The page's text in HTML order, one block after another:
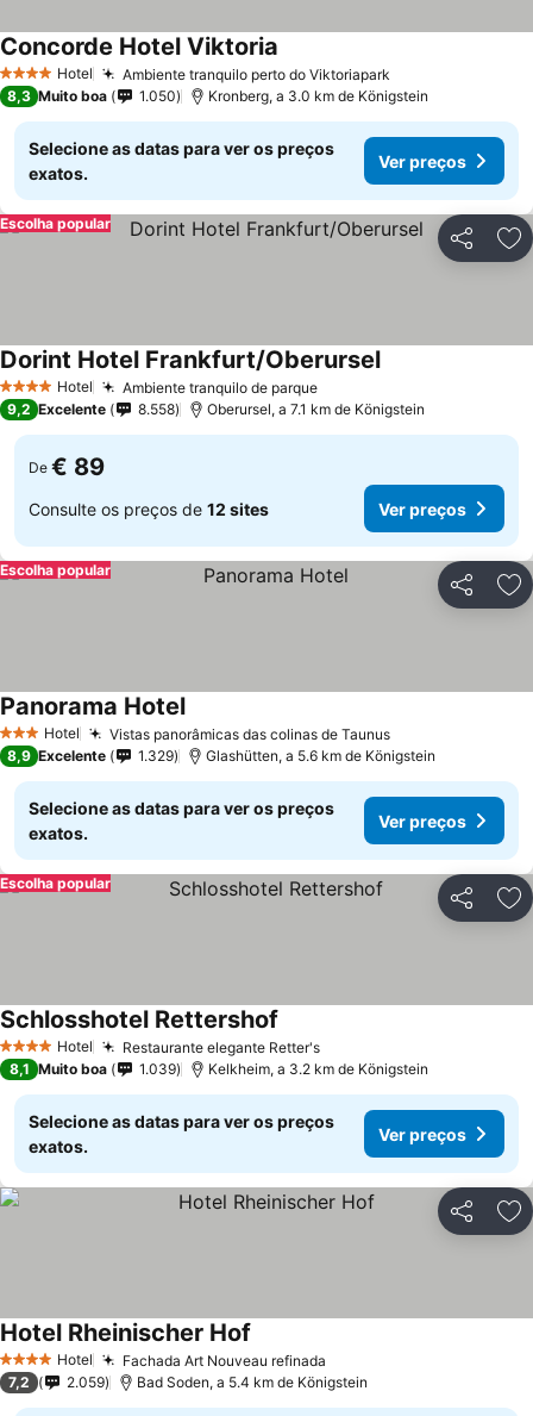
4 EstrelasHotel Ambiente tranquilo perto do Viktoriapark
Concorde Hotel Viktoria
8,3 Muito boa 1.050 Kronberg, a 3.0 km de Königstein
Selecione as datas para ver os preços
exatos.
Ver preços
Partilhar
Escolha popular
4 EstrelasHotel Ambiente tranquilo de parque
Dorint Hotel Frankfurt/Oberursel
9,2 Excelente 8.558 Oberursel, a 7.1 km de Königstein
De € 89
Consulte os preços de 12 sites Ver preços
Partilhar
Escolha popular
3 EstrelasHotel Vistas panorâmicas das colinas de Taunus
Panorama Hotel
8,9 Excelente 1.329 Glashütten, a 5.6 km de Königstein
Selecione as datas para ver os preços
exatos.
Ver preços
Partilhar
Escolha popular
4 EstrelasHotel Restaurante elegante Retter's
Schlosshotel Rettershof
8,1 Muito boa 1.039 Kelkheim, a 3.2 km de Königstein
Selecione as datas para ver os preços
exatos.
Ver preços
Partilhar
4 EstrelasHotel Fachada Art Nouveau refinada
Hotel Rheinischer Hof
7,2 2.059 Bad Soden, a 5.4 km de Königstein